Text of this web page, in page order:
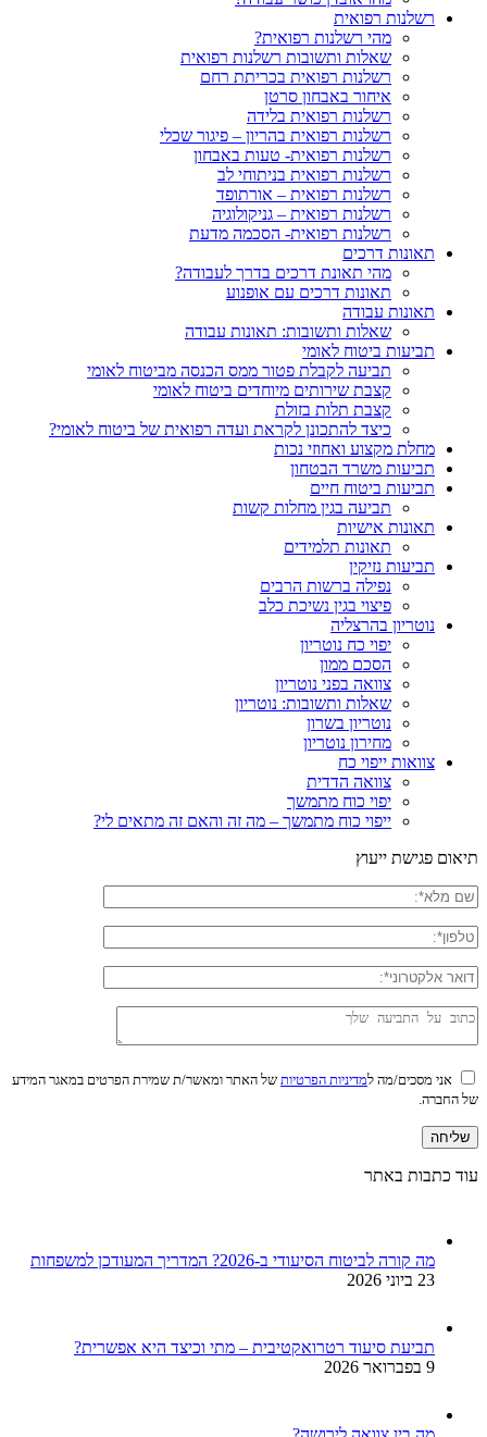
רשלנות רפואית
מהי רשלנות רפואית?
שאלות ותשובות רשלנות רפואית
רשלנות רפואית בכריתת רחם
איחור באבחון סרטן
רשלנות רפואית בלידה
רשלנות רפואית בהריון – פיגור שכלי
רשלנות רפואית- טעות באבחון
רשלנות רפואית בניתוחי לב
רשלנות רפואית – אורתופד
רשלנות רפואית – גניקולוגיה
רשלנות רפואית- הסכמה מדעת
תאונות דרכים
מהי תאונת דרכים בדרך לעבודה?
תאונות דרכים עם אופנוע
תאונות עבודה
שאלות ותשובות: תאונות עבודה
תביעות ביטוח לאומי
תביעה לקבלת פטור ממס הכנסה מביטוח לאומי
קצבת שירותים מיוחדים ביטוח לאומי
קצבת תלות בזולת
כיצד להתכונן לקראת ועדה רפואית של ביטוח לאומי?
מחלת מקצוע ואחוזי נכות
תביעות משרד הבטחון
תביעות ביטוח חיים
תביעה בגין מחלות קשות
תאונות אישיות
תאונות תלמידים
תביעות נזיקין
נפילה ברשות הרבים
פיצוי בגין נשיכת כלב
נוטריון בהרצליה
יפוי כח נוטריון
הסכם ממון
צוואה בפני נוטריון
שאלות ותשובות: נוטריון
נוטריון בשרון
מחירון נוטריון
צוואות ייפוי כח
צוואה הדדית
יפוי כוח מתמשך
ייפוי כוח מתמשך – מה זה והאם זה מתאים לי?
תיאום פגישת ייעוץ
אני מסכים/מה למדיניות הפרטיות של האתר ומאשר/ת שמירת הפרטים במאגר המידע
של החברה.
עוד כתבות באתר
מה קורה לביטוח הסיעודי ב-2026? המדריך המעודכן למשפחות
23 ביוני 2026
תביעת סיעוד רטרואקטיבית – מתי וכיצד היא אפשרית?
9 בפברואר 2026